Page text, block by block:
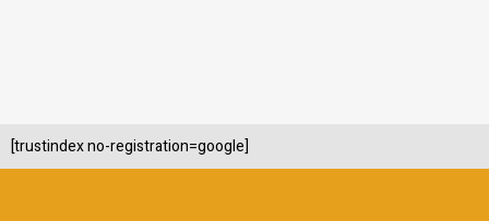
[trustindex no-registration=google]